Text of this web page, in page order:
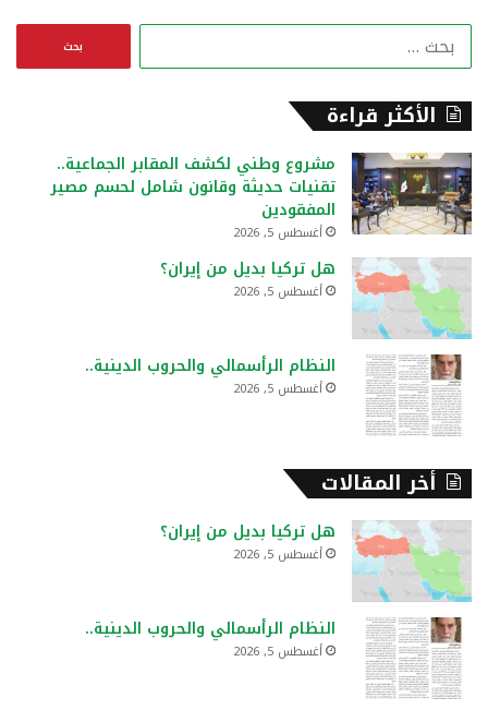
ن
الأكثر قراءة
مشروع وطني لكشف المقابر الجماعية..
تقنيات حديثة وقانون شامل لحسم مصير
المفقودين
أغسطس 5, 2026
هل تركيا بديل من إيران؟
أغسطس 5, 2026
النظام الرأسمالي والحروب الدينية..
أغسطس 5, 2026
أخر المقالات
هل تركيا بديل من إيران؟
أغسطس 5, 2026
النظام الرأسمالي والحروب الدينية..
أغسطس 5, 2026